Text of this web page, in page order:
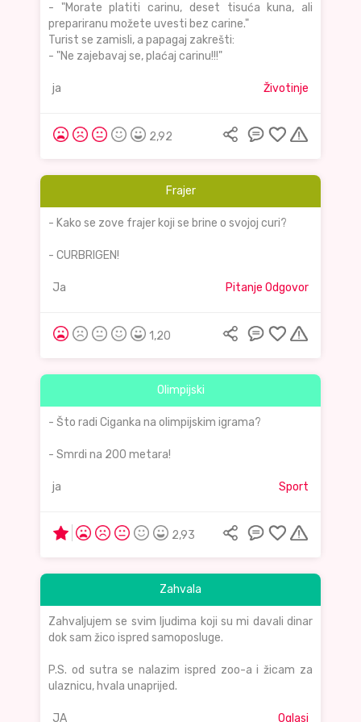
- "Morate platiti carinu, deset tisuća kuna, ali
prepariranu možete uvesti bez carine."
Turist se zamisli, a papagaj zakrešti:
- "Ne zajebavaj se, plaćaj carinu!!!"
ja Životinje
2,92
Frajer
- Kako se zove frajer koji se brine o svojoj curi?
- CURBRIGEN!
Ja Pitanje Odgovor
1,20
Olimpijski
- Što radi Ciganka na olimpijskim igrama?
- Smrdi na 200 metara!
ja Sport
2,93
Zahvala
Zahvaljujem se svim ljudima koji su mi davali dinar
dok sam žico ispred samoposluge.
P.S. od sutra se nalazim ispred zoo-a i žicam za
ulaznicu, hvala unaprijed.
JA Oglasi